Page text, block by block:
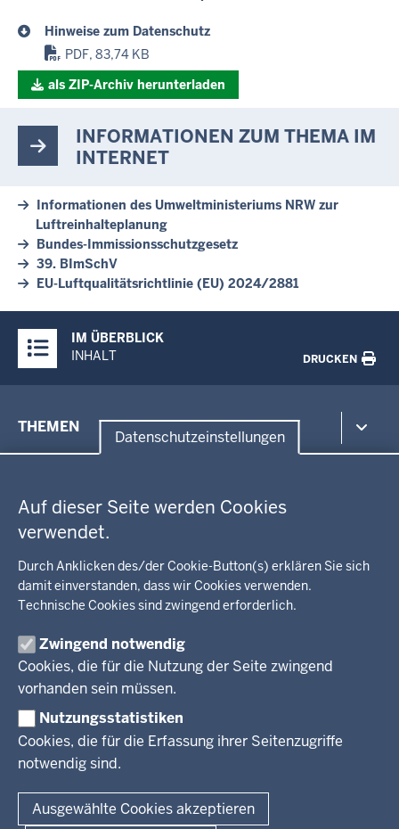
Datenschutzeinstellungen
Auf dieser Seite werden Cookies
verwendet.
Durch Anklicken des/der Cookie-Button(s) erklären Sie sich
damit einverstanden, dass wir Cookies verwenden.
Technische Cookies sind zwingend erforderlich.
Zwingend notwendig
Cookies, die für die Nutzung der Seite zwingend
vorhanden sein müssen.
Nutzungsstatistiken
Cookies, die für die Erfassung ihrer Seitenzugriffe
notwendig sind.
Ausgewählte Cookies akzeptieren
Hinweise zum Datenschutz
PDF, 83,74 KB
als ZIP-Archiv herunterladen
INFORMATIONEN ZUM THEMA IM
INTERNET
Informationen des Umweltministeriums NRW zur
Luftreinhalteplanung
Bundes-Immissionsschutzgesetz
39. BImSchV
EU-Luftqualitätsrichtlinie (EU) 2024/2881
Inhalte
IM ÜBERBLICK
INHALT
DRUCKEN
der
THEMEN
Kommunalaufsicht, Planung, Verkehr
Energie, Bergbau
Recht, Ordnung
Integration, Migration
Behördenleitung
Regierungsbezirk
KARRIERE
Stellenausschreibungen
Pressestelle
Social Media
BEKANNTMACHUNGEN
Amtsblatt
© 2026 Bezirksregierung Arnsberg
Fußzeile
Impressum Datenschutz Barrierefreiheit
Kurzlink zu dieser Seite